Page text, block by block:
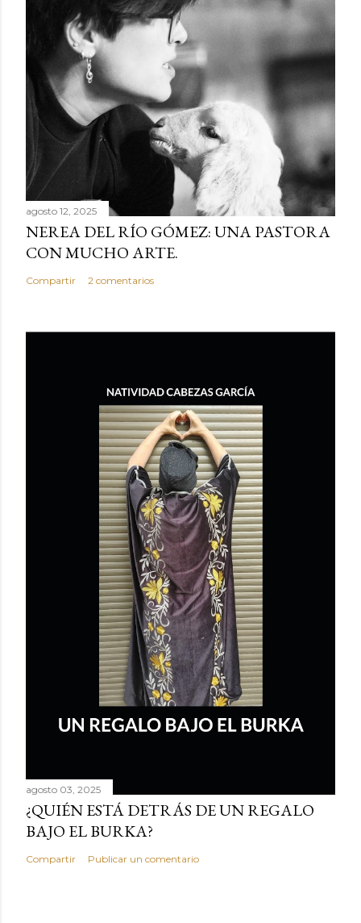
agosto 12, 2025
NEREA DEL RÍO GÓMEZ: UNA PASTORA
CON MUCHO ARTE.
Compartir 2 comentarios
agosto 03, 2025
¿QUIÉN ESTÁ DETRÁS DE UN REGALO
BAJO EL BURKA?
Compartir Publicar un comentario